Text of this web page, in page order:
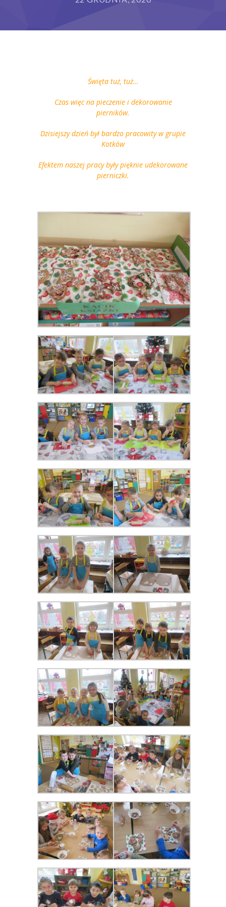
Kontakt
Święta tuż, tuż…
Czas więc na pieczenie i dekorowanie
pierników.
Dzisiejszy dzień był bardzo pracowity w grupie
Kotków
Efektem naszej pracy były pięknie udekorowane
pierniczki.